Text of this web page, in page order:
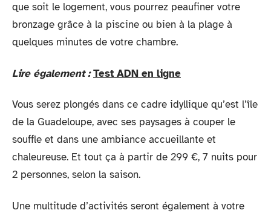
que soit le logement, vous pourrez peaufiner votre
bronzage grâce à la piscine ou bien à la plage à
quelques minutes de votre chambre.
Lire également : Test ADN en ligne
Vous serez plongés dans ce cadre idyllique qu’est l’île
de la Guadeloupe, avec ses paysages à couper le
souffle et dans une ambiance accueillante et
chaleureuse. Et tout ça à partir de 299 €, 7 nuits pour
2 personnes, selon la saison.
Une multitude d’activités seront également à votre